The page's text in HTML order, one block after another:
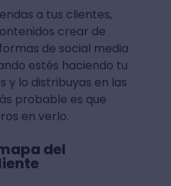
a tus clientes,
crear de
de social media
estés haciendo tu
y lo distribuyas en las
probable es que
en verlo.
del